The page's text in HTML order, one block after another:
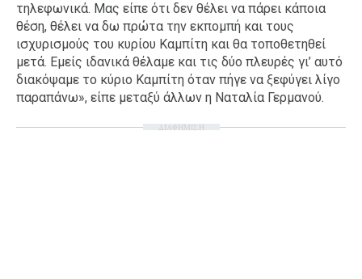
Σχέσεις
AGENDA
Agenda
Επιλογές
τηλεφωνικά. Μας είπε ότι δεν θέλει να πάρει κάποια
θέση, θέλει να δω πρώτα την εκπομπή και τους
ισχυρισμούς του κυρίου Καμπίτη και θα τοποθετηθεί
μετά. Εμείς ιδανικά θέλαμε και τις δύο πλευρές γι’ αυτό
διακόψαμε το κύριο Καμπίτη όταν πήγε να ξεφύγει λίγο
παραπάνω», είπε μεταξύ άλλων η Ναταλία Γερμανού.
ΔΙΑΦΗΜΙΣΗ